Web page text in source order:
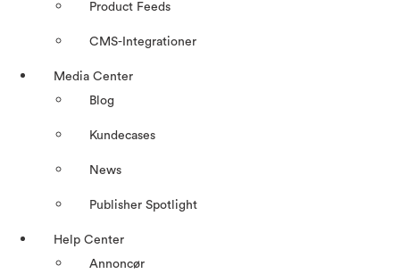
Product Feeds
CMS-Integrationer
Media Center
Blog
Kundecases
News
Publisher Spotlight
Help Center
Annoncør